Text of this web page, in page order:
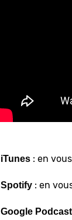
iTunes: en
Spotify: en
Google Podcast